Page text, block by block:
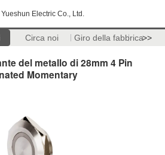
Electric Co., Ltd.
Circa noi Giro della fabbrica>>
del metallo di 28mm 4 Pin
Momentary